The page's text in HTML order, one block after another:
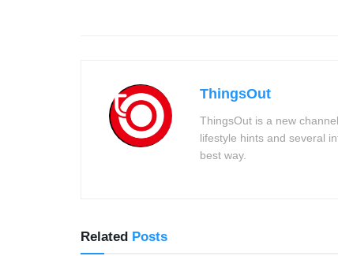
ThingsOut
ThingsOut is a new
lifestyle hints and several
best way.
Related Posts